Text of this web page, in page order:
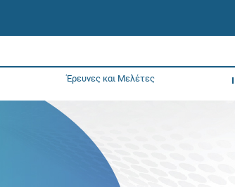
Έρευνες και Μελέτες